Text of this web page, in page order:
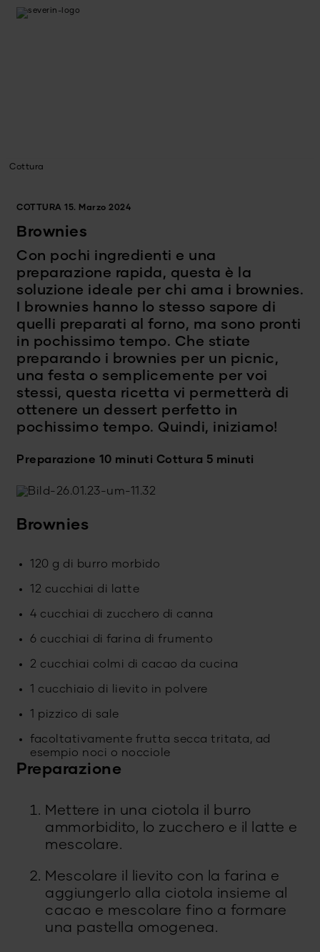
Cottura
COTTURA 15. Marzo 2024
Brownies
Con pochi ingredienti e una
preparazione rapida, questa è la
soluzione ideale per chi ama i brownies.
I brownies hanno lo stesso sapore di
quelli preparati al forno, ma sono pronti
in pochissimo tempo. Che stiate
preparando i brownies per un picnic,
una festa o semplicemente per voi
stessi, questa ricetta vi permetterà di
ottenere un dessert perfetto in
pochissimo tempo. Quindi, iniziamo!
Preparazione 10 minuti Cottura 5 minuti
Brownies
120 g di burro morbido
12 cucchiai di latte
4 cucchiai di zucchero di canna
6 cucchiai di farina di frumento
2 cucchiai colmi di cacao da cucina
1 cucchiaio di lievito in polvere
1 pizzico di sale
facoltativamente frutta secca tritata, ad
esempio noci o nocciole
Preparazione
Mettere in una ciotola il burro
ammorbidito, lo zucchero e il latte e
mescolare.
Mescolare il lievito con la farina e
aggiungerlo alla ciotola insieme al
cacao e mescolare fino a formare
una pastella omogenea.